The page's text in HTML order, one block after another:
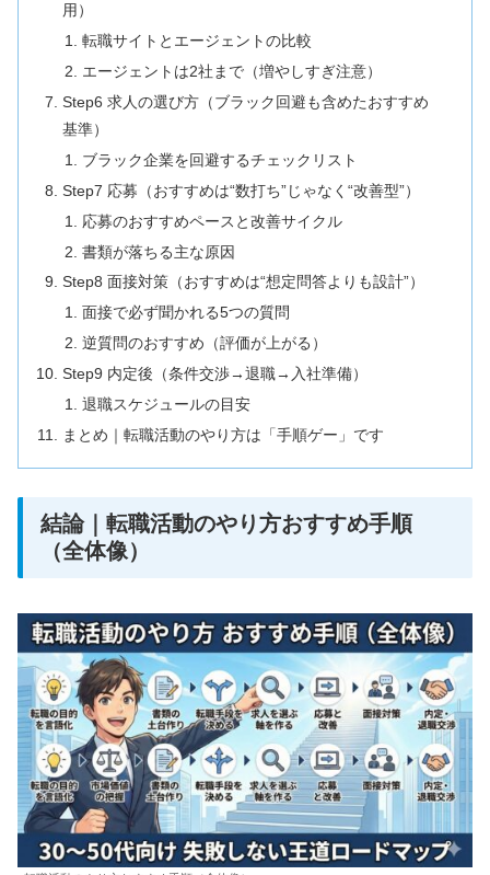
用）
転職サイトとエージェントの比較
エージェントは2社まで（増やしすぎ注意）
Step6 求人の選び方（ブラック回避も含めたおすすめ
基準）
ブラック企業を回避するチェックリスト
Step7 応募（おすすめは“数打ち”じゃなく“改善型”）
応募のおすすめペースと改善サイクル
書類が落ちる主な原因
Step8 面接対策（おすすめは“想定問答よりも設計”）
面接で必ず聞かれる5つの質問
逆質問のおすすめ（評価が上がる）
Step9 内定後（条件交渉→退職→入社準備）
退職スケジュールの目安
まとめ｜転職活動のやり方は「手順ゲー」です
結論｜転職活動のやり方おすすめ手順
（全体像）